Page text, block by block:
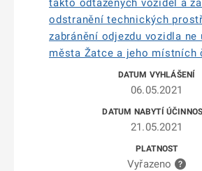
takto odtažených vozidel a
odstranění technických
zabránění odjezdu vozidla ne
města Žatce a jeho místních
06.05.2021
21.05.2021
Vyřazeno